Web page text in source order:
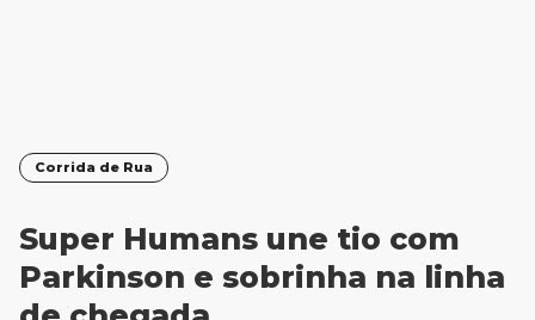
Corrida de Rua
Super Humans une tio com
Parkinson e sobrinha na linha